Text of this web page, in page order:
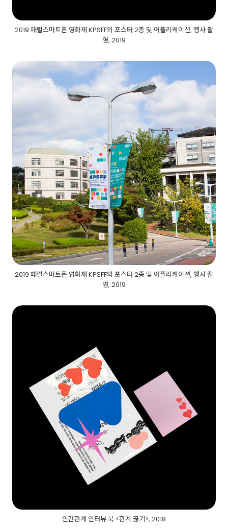
2019 패럴스마트폰 영화제 KPSFF의 포스터 2종 및 어플리케이션, 행사 촬
영, 2019
2019 패럴스마트폰 영화제 KPSFF의 포스터 2종 및 어플리케이션, 행사 촬
영, 2019
인간관계 인터뷰 북 <관계 끊기>, 2018